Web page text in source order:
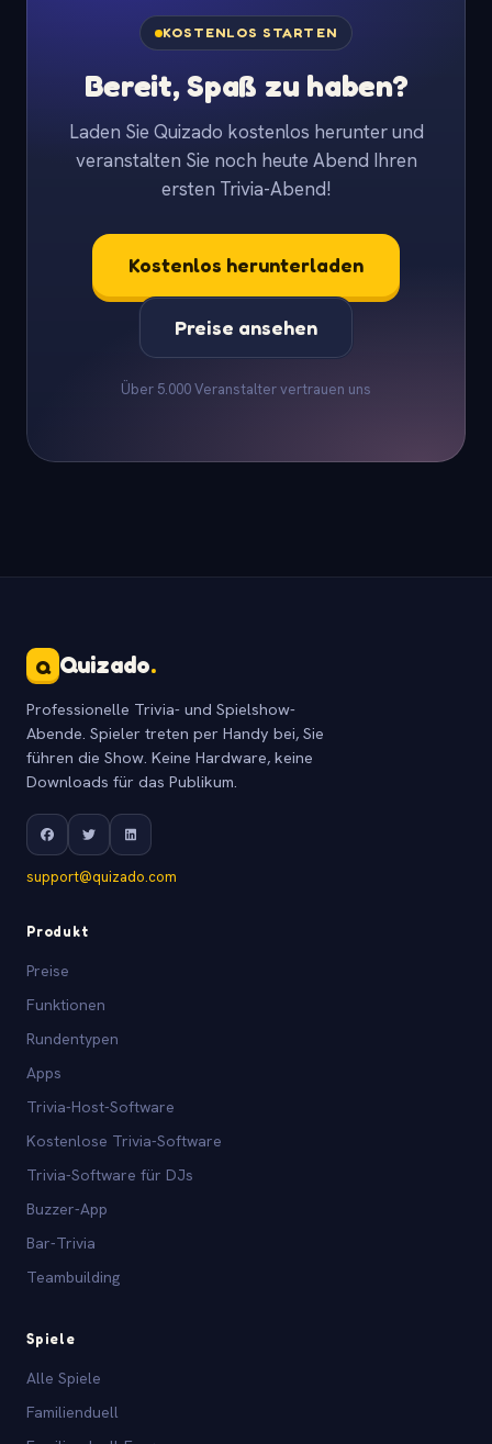
KOSTENLOS STARTEN
Bereit, Spaß zu haben?
Laden Sie Quizado kostenlos herunter und
veranstalten Sie noch heute Abend Ihren
ersten Trivia-Abend!
Kostenlos herunterladen
Preise ansehen
Über 5.000 Veranstalter vertrauen uns
Q Quizado.
Professionelle Trivia- und Spielshow-
Abende. Spieler treten per Handy bei, Sie
führen die Show. Keine Hardware, keine
Downloads für das Publikum.
support@quizado.com
Produkt
Preise
Funktionen
Rundentypen
Apps
Trivia-Host-Software
Kostenlose Trivia-Software
Trivia-Software für DJs
Buzzer-App
Bar-Trivia
Teambuilding
Spiele
Alle Spiele
Familienduell